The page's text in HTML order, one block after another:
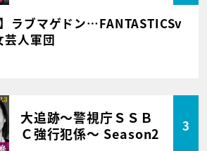
】ラブマゲドン…FANTASTICSv
芸人軍団
大追跡～警視庁ＳＳＢ
Ｃ強行犯係～ Season2
3